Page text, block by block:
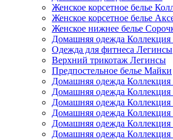
Женское корсетное белье
Женское корсетное белье
Женское нижнее белье
Домашняя одежда
Одежда для фитнеса Легинсы
Верхний трикотаж Легинсы
Предпостельное белье Майки
Домашняя одежда
Домашняя одежда
Домашняя одежда Коллекция
Домашняя одежда
Домашняя одежда
Домашняя одежда